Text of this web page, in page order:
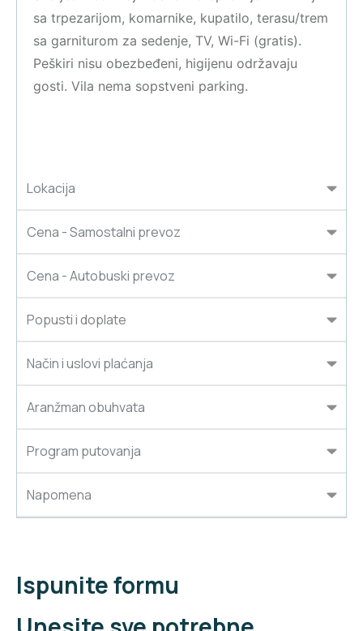
Lokacija
Cena - Samostalni prevoz
Cena - Autobuski prevoz
Popusti i doplate
Način i uslovi plaćanja
Aranžman obuhvata
Program putovanja
Napomena
sa trpezarijom, komarnike, kupatilo, terasu/trem
sa garniturom za sedenje, TV, Wi-Fi (gratis).
Peškiri nisu obezbeđeni, higijenu održavaju
gosti. Vila nema sopstveni parking.
Ispunite formu